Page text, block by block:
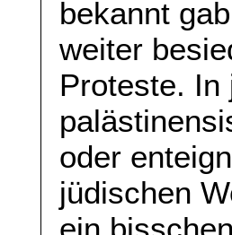
bekannt
weiter
Proteste. In
oder
jüdischen